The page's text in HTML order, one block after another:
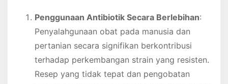
Penggunaan Antibiotik Secara Berlebihan:
Penyalahgunaan obat pada manusia dan
pertanian secara signifikan berkontribusi
terhadap perkembangan strain yang resisten.
Resep yang tidak tepat dan pengobatan